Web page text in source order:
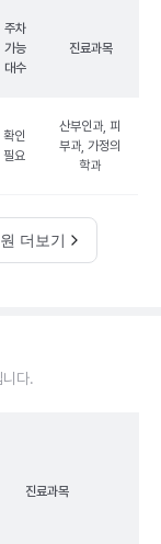
주차
가능
대수
진료과목
확인
필요
산부인과, 피
부과, 가정의
학과
더보기
다.
진료과목